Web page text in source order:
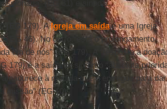
(EG 31) e sinodal.
( EG 179). AIgreja em saídaé uma Igreja
EG 46). No outro “está o prolongamento
um de nós” (EG 179). A “resposta à
179) é a saída de si como “absoluta
à medida que é entregue para
missão” (EG 10).